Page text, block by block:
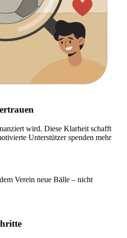
wird. Diese Klarheit schafft
Unterstützer spenden mehr
Verein neue Bälle – nicht